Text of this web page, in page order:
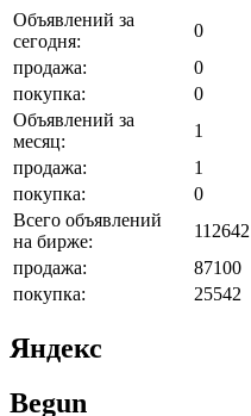
Объявлений за
сегодня:
0
продажа:
0
покупка:
0
Объявлений за
месяц:
1
продажа:
1
покупка:
0
Всего объявлений
на бирже:
112642
продажа:
87100
покупка:
25542
Яндекс
Begun